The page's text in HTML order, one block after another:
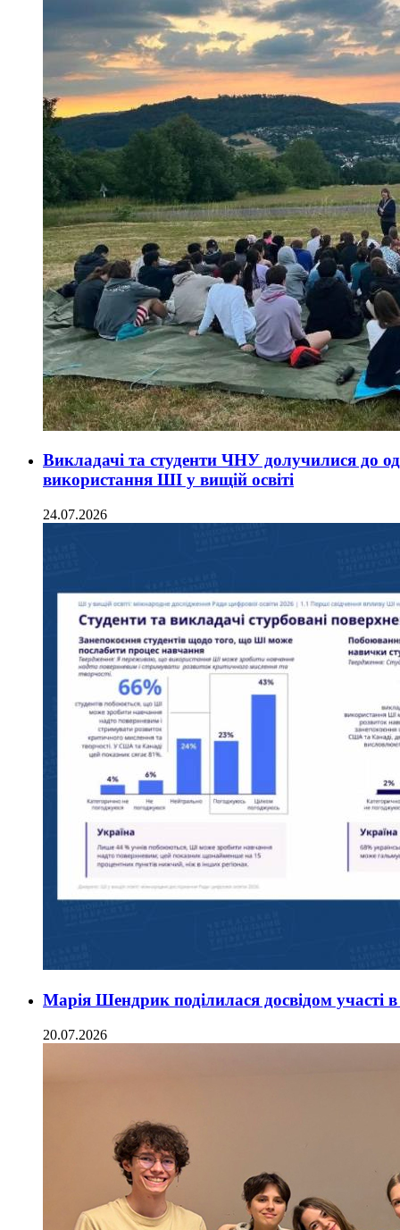
Викладачі та студенти ЧНУ долучилися до
використання ШІ у вищій освіті
24.07.2026
Марія Шендрик поділилася досвідом участі
20.07.2026